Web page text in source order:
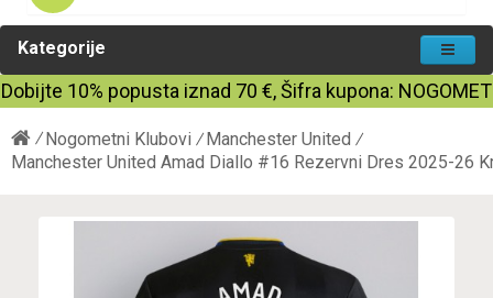
Kategorije
Dobijte 10% popusta iznad 70 €, Šifra kupona: NOGOMET
Nogometni Klubovi
Manchester United
Manchester United Amad Diallo #16 Rezervni Dres 2025-26